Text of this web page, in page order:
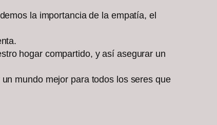
la importancia de la empatía, el
hogar compartido, y así asegurar un
mundo mejor para todos los seres que